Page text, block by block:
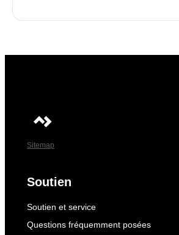
Sitemap
Soutien
Soutien et service
Questions fréquemment posées